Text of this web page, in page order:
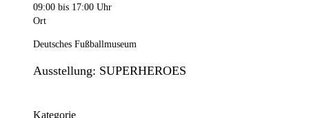
09:00 bis 17:00 Uhr
Ort
Deutsches Fußballmuseum
Ausstellung: SUPERHEROES
Kategorie